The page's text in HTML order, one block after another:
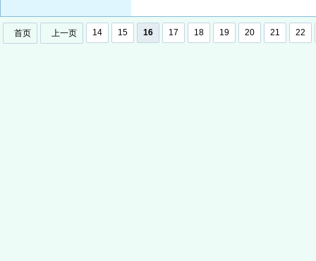
首页 上一页 14 15 16 17 18 19 20 21 22